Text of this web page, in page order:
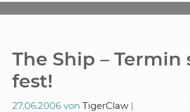
The Ship – Termin
fest!
27.06.2006 von TigerClaw